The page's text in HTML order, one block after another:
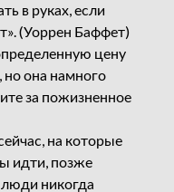
в руках, если
(Уоррен Баффет)
цену
она намного
за пожизненное
на которые
идти, позже
никогда